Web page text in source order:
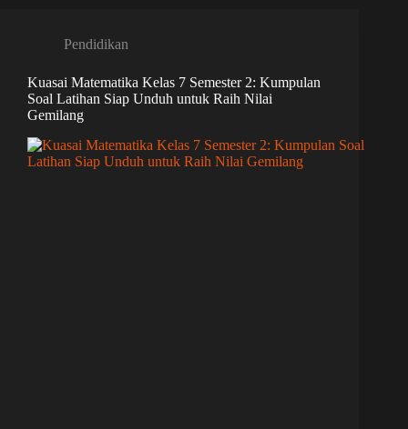
Pendidikan
Kuasai Matematika Kelas 7 Semester 2: Kumpulan
Soal Latihan Siap Unduh untuk Raih Nilai
Gemilang